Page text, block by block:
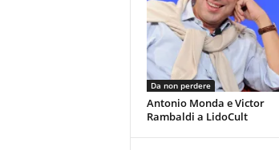
Da non perdere
Antonio Monda e Victor
Rambaldi a LidoCult